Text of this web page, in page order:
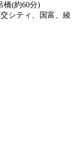
橋(約60分)
シティ、国富、綾